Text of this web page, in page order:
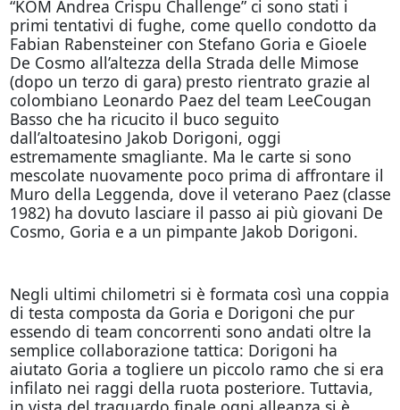
“KOM Andrea Crispu Challenge” ci sono stati i
primi tentativi di fughe, come quello condotto da
Fabian Rabensteiner con Stefano Goria e Gioele
De Cosmo all’altezza della Strada delle Mimose
(dopo un terzo di gara) presto rientrato grazie al
colombiano Leonardo Paez del team LeeCougan
Basso che ha ricucito il buco seguito
dall’altoatesino Jakob Dorigoni, oggi
estremamente smagliante. Ma le carte si sono
mescolate nuovamente poco prima di affrontare il
Muro della Leggenda, dove il veterano Paez (classe
1982) ha dovuto lasciare il passo ai più giovani De
Cosmo, Goria e a un pimpante Jakob Dorigoni.
Negli ultimi chilometri si è formata così una coppia
di testa composta da Goria e Dorigoni che pur
essendo di team concorrenti sono andati oltre la
semplice collaborazione tattica: Dorigoni ha
aiutato Goria a togliere un piccolo ramo che si era
infilato nei raggi della ruota posteriore. Tuttavia,